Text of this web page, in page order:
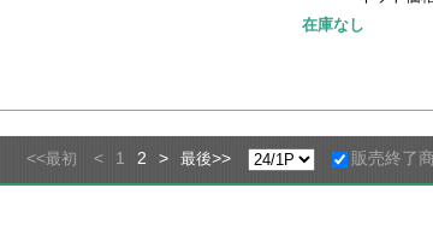
在庫なし
<<最初 < 1 2 > 最後>> 販売終了